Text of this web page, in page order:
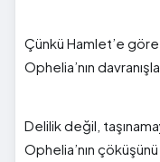
Çünkü Hamlet’e göre
Ophelia’nın
Delilik değil,
Ophelia’nın